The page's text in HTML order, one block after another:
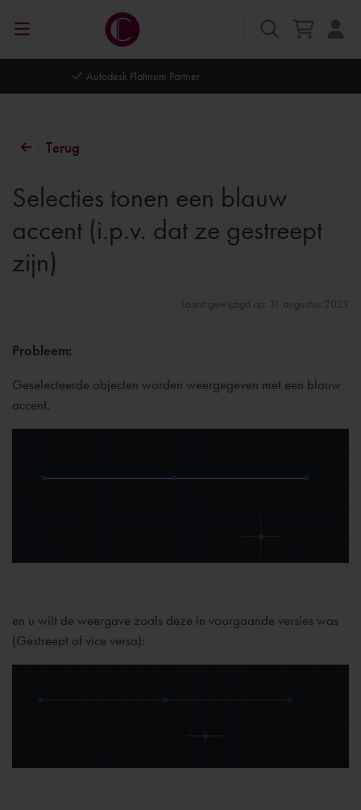
Autodesk Platinum Partner
Terug
Selecties tonen een blauw
accent (i.p.v. dat ze gestreept
zijn)
Laatst gewijzigd op: 31 augustus 2023
Probleem:
Geselecteerde objecten worden weergegeven met een blauw
accent.
en u wilt de weergave zoals deze in voorgaande versies was
(Gestreept of vice versa):